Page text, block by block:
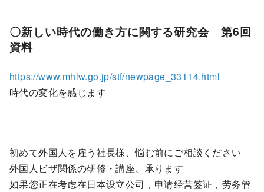
〇新しい時代の働き方に関する研究会 第6回
資料
https://www.mhlw.go.jp/stf/newpage_33114.html
時代の変化を感じます
初めて外国人を雇う社長様、悩む前にご相談ください
外国人ビザ関係の研修・講座、承ります
如果您正在考虑在日本设立公司，申请经营签证，劳务管